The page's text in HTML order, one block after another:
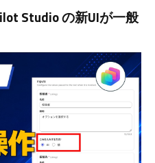
Studio の新UIが一般